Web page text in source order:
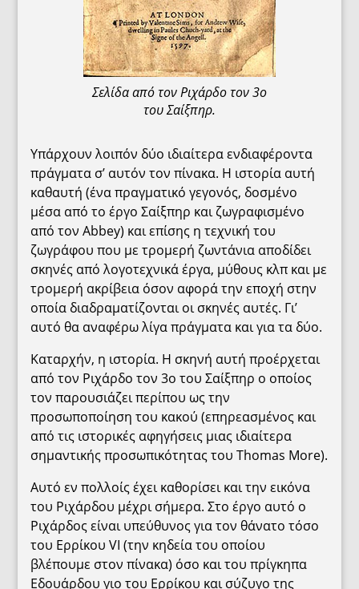
Σελίδα από τον Ριχάρδο τον 3ο
του Σαίξπηρ.
Υπάρχουν λοιπόν δύο ιδιαίτερα ενδιαφέροντα
πράγματα σ’ αυτόν τον πίνακα. Η ιστορία αυτή
καθαυτή (ένα πραγματικό γεγονός, δοσμένο
μέσα από το έργο Σαίξπηρ και ζωγραφισμένο
από τον Abbey) και επίσης η τεχνική του
ζωγράφου που με τρομερή ζωντάνια αποδίδει
σκηνές από λογοτεχνικά έργα, μύθους κλπ και με
τρομερή ακρίβεια όσον αφορά την εποχή στην
οποία διαδραματίζονται οι σκηνές αυτές. Γι’
αυτό θα αναφέρω λίγα πράγματα και για τα δύο.
Καταρχήν, η ιστορία. Η σκηνή αυτή προέρχεται
από τον Ριχάρδο τον 3ο του Σαίξπηρ ο οποίος
τον παρουσιάζει περίπου ως την
προσωποποίηση του κακού (επηρεασμένος και
από τις ιστορικές αφηγήσεις μιας ιδιαίτερα
σημαντικής προσωπικότητας του Thomas More).
Αυτό εν πολλοίς έχει καθορίσει και την εικόνα
του Ριχάρδου μέχρι σήμερα. Στο έργο αυτό ο
Ριχάρδος είναι υπεύθυνος για τον θάνατο τόσο
του Ερρίκου VI (την κηδεία του οποίου
βλέπουμε στον πίνακα) όσο και του πρίγκηπα
Εδουάρδου γιο του Ερρίκου και σύζυγο της